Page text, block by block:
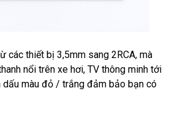
các thiết bị 3,5mm sang 2RCA, mà
nổi trên xe hơi, TV thông minh tới
dấu màu đỏ / trắng đảm bảo bạn có